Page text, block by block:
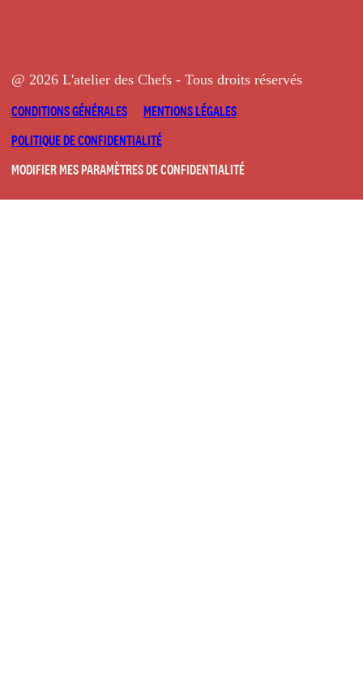
@ 2026 L'atelier des Chefs - Tous droits réservés
CONDITIONS GÉNÉRALES
MENTIONS LÉGALES
POLITIQUE DE CONFIDENTIALITÉ
MODIFIER MES PARAMÈTRES DE CONFIDENTIALITÉ